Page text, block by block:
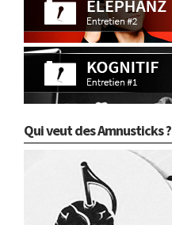
Qui veut des Amnusticks ?